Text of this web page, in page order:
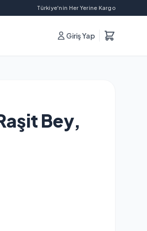
Türkiye'nin Her Yerine Kargo
Giriş Yap
Bey,